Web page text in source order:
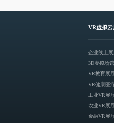
VR虚拟云
企业线上
3D虚拟场馆
VR教育展
VR健康医
工业VR展
农业VR展
金融VR展